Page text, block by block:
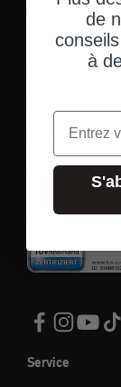
serrure à
Chaînes
Service
de
à
Email